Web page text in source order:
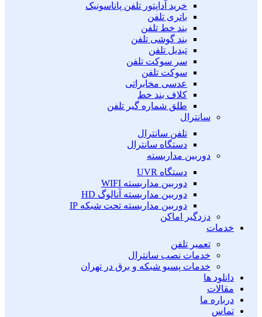
خرید آداپتور تلفن پاناسونیک
باتری تلفن
بند خط تلفن
بند گوشی تلفن
تبدیل تلفن
سر سوکت تلفن
سوکت تلفن
عدسی مخابراتی
کلاف بند خط
طلق شماره گیر تلفن
سانترال
تلفن سانترال
دستگاه سانترال
دوربین مداربسته
دستگاه UVR
دوربین مداربسته WIFI
دوربین مداربسته آنالوگ HD
دوربین مداربسته تحت شبکه IP
دزدگیر اماکن
خدمات
تعمیر تلفن
خدمات نصب سانترال
خدمات پسیو شبکه و برق در تهران
دانلود ها
مقالات
درباره ما
تماس